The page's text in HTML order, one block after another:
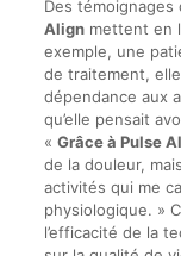
Des
Alignmettent en
exemple, une
de traitement,
dépendance aux
qu’elle pensait
« Grâce à Pulse
de la douleur,
activités qui me
physiologique. »
l’efficacité de la